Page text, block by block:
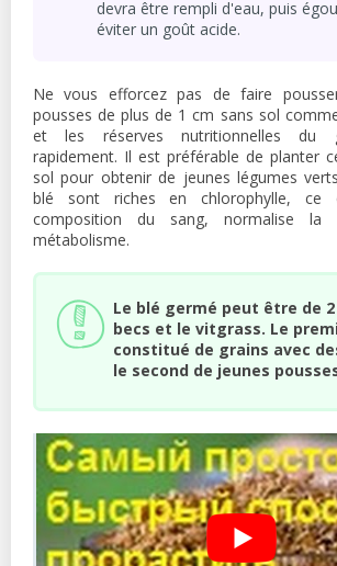
devra être rempli d'eau, puis
éviter un goût acide.
Ne vous efforcez pas de faire
pousses de plus de 1 cm sans sol
et les réserves nutritionnelles du
rapidement. Il est préférable de planter
sol pour obtenir de jeunes légumes
blé sont riches en chlorophylle, ce
composition du sang, normalise la
métabolisme.
Le blé germé peut être de
becs et le vitgrass. Le
constitué de grains avec
le second de jeunes